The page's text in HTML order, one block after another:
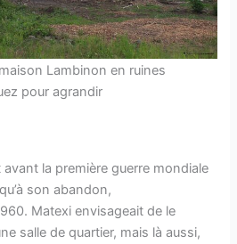
Lambinon en ruines
pour agrandir
la première guerre mondiale
son abandon,
Matexi envisageait de le
salle de quartier, mais là aussi,